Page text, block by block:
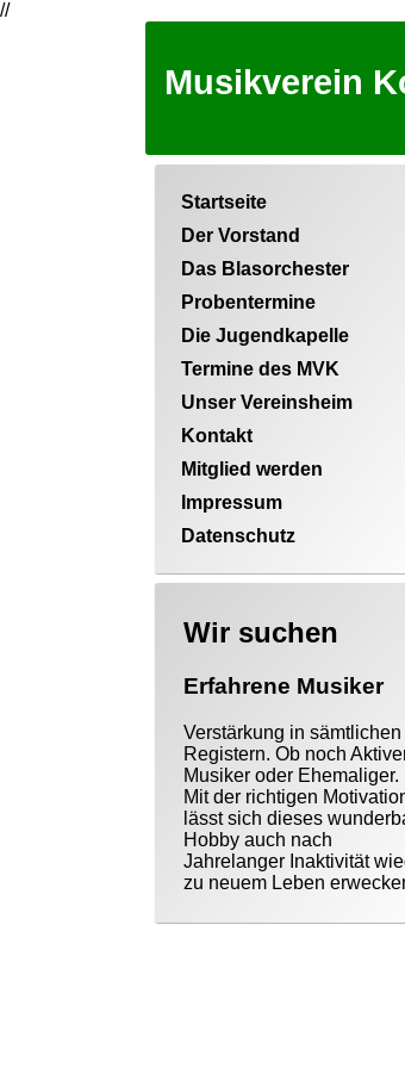
//
Musikverein
Startseite
Der Vorstand
Das Blasorchester
Probentermine
Die Jugendkapelle
Termine des MVK
Unser Vereinsheim
Kontakt
Mitglied werden
Impressum
Datenschutz
Wir suchen
Erfahrene Musiker
Verstärkung in sämtlichen
Registern. Ob noch
Musiker oder Ehemaliger.
Mit der richtigen
lässt sich dieses
Hobby auch nach
Jahrelanger Inaktivität
zu neuem Leben